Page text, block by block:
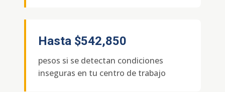
Hasta $542,850
pesos si se detectan condiciones
inseguras en tu centro de trabajo